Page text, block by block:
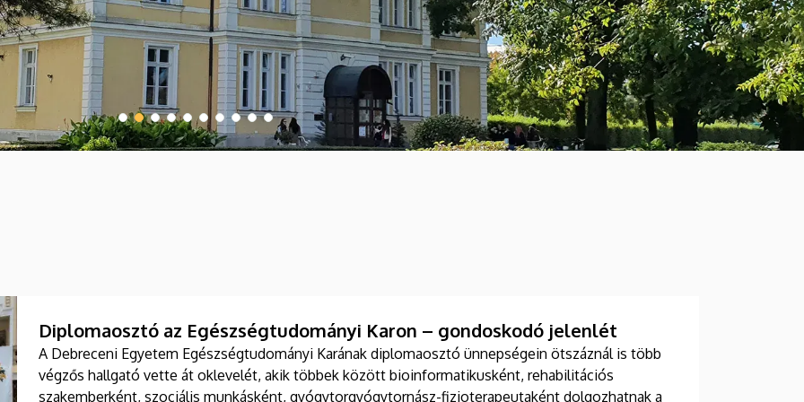
Diplomaosztó az Egészségtudományi Karon – gondoskodó jelenlét
A Debreceni Egyetem Egészségtudományi Karának diplomaosztó ünnepségein ötszáznál is több
végzős hallgató vette át oklevelét, akik többek között bioinformatikusként, rehabilitációs
szakemberként, szociális munkásként, gyógytorgyógytornász-fizioterapeutaként dolgozhatnak a